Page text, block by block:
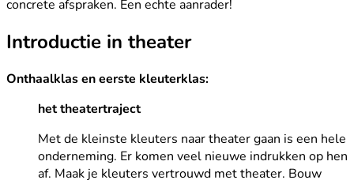
concrete afspraken. Een echte aanrader!
Introductie in theater
Onthaalklas en eerste kleuterklas:
het theatertraject
Met de kleinste kleuters naar theater gaan is een hele
onderneming. Er komen veel nieuwe indrukken op hen
af. Maak je kleuters vertrouwd met theater. Bouw